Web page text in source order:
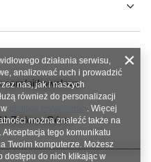
nitkowelove
Zielona Góra
działania serwisu,
analizować ruch i prowadzić
nas, jak i naszych
również do personalizacji
. Więcej
można znaleźć także na
. Akceptacja tego komunikatu
Twoim komputerze. Możesz
dostępu do nich klikając w